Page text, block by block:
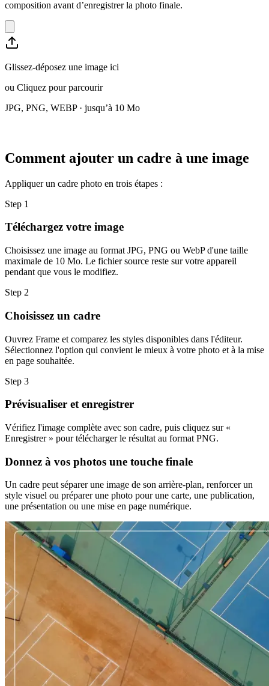
composition avant d’enregistrer la photo finale.
Glissez-déposez une image ici
ou Cliquez pour parcourir
JPG, PNG, WEBP · jusqu’à 10 Mo
Comment ajouter un cadre à une image
Appliquer un cadre photo en trois étapes :
Step 1
Téléchargez votre image
Choisissez une image au format JPG, PNG ou WebP d'une taille
maximale de 10 Mo. Le fichier source reste sur votre appareil
pendant que vous le modifiez.
Step 2
Choisissez un cadre
Ouvrez Frame et comparez les styles disponibles dans l'éditeur.
Sélectionnez l'option qui convient le mieux à votre photo et à la mise
en page souhaitée.
Step 3
Prévisualiser et enregistrer
Vérifiez l'image complète avec son cadre, puis cliquez sur «
Enregistrer » pour télécharger le résultat au format PNG.
Donnez à vos photos une touche finale
Un cadre peut séparer une image de son arrière-plan, renforcer un
style visuel ou préparer une photo pour une carte, une publication,
une présentation ou une mise en page numérique.